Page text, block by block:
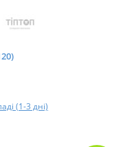
(1-3 дні)